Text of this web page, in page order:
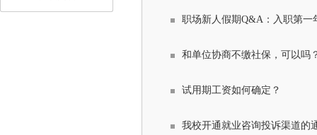
职场新人假期Q&A：入职第一
和单位协商不缴社保，可以吗
试用期工资如何确定？
我校开通就业咨询投诉渠道的